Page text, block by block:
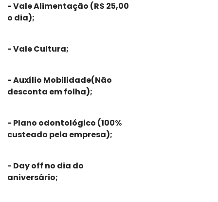
- Vale Alimentação (R$ 25,00
o dia);
- Vale Cultura;
- Auxílio Mobilidade(Não
desconta em folha);
- Plano odontológico (100%
custeado pela empresa);
- Day off no dia do
aniversário;